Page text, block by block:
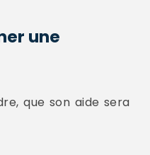
une
que son aide sera